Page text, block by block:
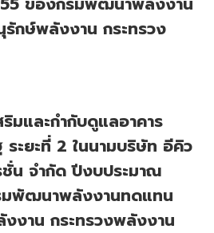
กษ์พลังงาน กระทรวง
ริมและกำกับดูแลอาคาร
ระยะที่ 2 ในนามบริษัท อีคิว
ชั่น จำกัด ปีงบประมาณ
พัฒนาพลังงานทดแทน
งาน กระทรวงพลังงาน